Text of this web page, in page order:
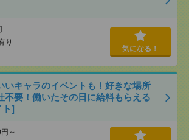
り
気になる！
いキャラのイベントも！好きな場所
要！働いたその日に給料もらえる
]
～